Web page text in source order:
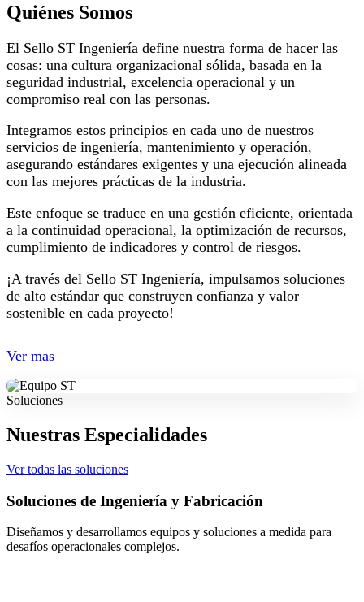
Quiénes Somos
El Sello ST Ingeniería define nuestra forma de hacer las
cosas: una cultura organizacional sólida, basada en la
seguridad industrial, excelencia operacional y un
compromiso real con las personas.
Integramos estos principios en cada uno de nuestros
servicios de ingeniería, mantenimiento y operación,
asegurando estándares exigentes y una ejecución alineada
con las mejores prácticas de la industria.
Este enfoque se traduce en una gestión eficiente, orientada
a la continuidad operacional, la optimización de recursos,
cumplimiento de indicadores y control de riesgos.
¡A través del Sello ST Ingeniería, impulsamos soluciones
de alto estándar que construyen confianza y valor
sostenible en cada proyecto!
Ver mas
Soluciones
Nuestras Especialidades
Ver todas las soluciones
de Ingeniería y Fabricación
y desarrollamos equipos y soluciones a medida para
complejos.